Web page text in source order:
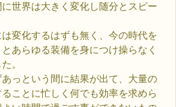
世界は大きく変化し随分とスピー
変化するはずも無く、今の時代を
あらゆる装備を身につけ操らなく
。
っという間に結果が出て、大量の
ことに忙しく何でも効率を求めら